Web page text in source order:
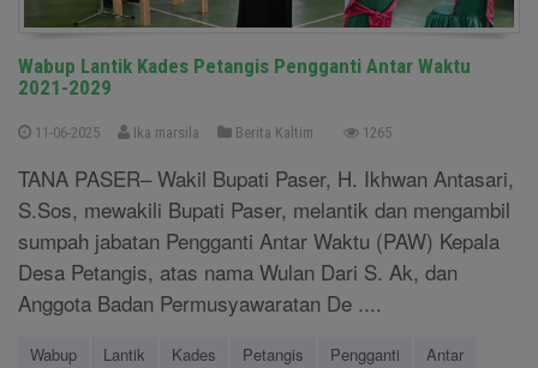
Wabup Lantik Kades Petangis Pengganti Antar Waktu
2021-2029
11-06-2025 Ika marsila Berita Kaltim 1265
TANA PASER– Wakil Bupati Paser, H. Ikhwan Antasari,
S.Sos, mewakili Bupati Paser, melantik dan mengambil
sumpah jabatan Pengganti Antar Waktu (PAW) Kepala
Desa Petangis, atas nama Wulan Dari S. Ak, dan
Anggota Badan Permusyawaratan De ....
Wabup Lantik Kades Petangis Pengganti
Antar